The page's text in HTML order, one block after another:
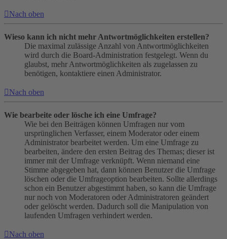
Nach oben
Wieso kann ich nicht mehr Antwortmöglichkeiten erstellen?
Die maximal zulässige Anzahl von Antwortmöglichkeiten
wird durch die Board-Administration festgelegt. Wenn du
glaubst, mehr Antwortmöglichkeiten als zugelassen zu
benötigen, kontaktiere einen Administrator.
Nach oben
Wie bearbeite oder lösche ich eine Umfrage?
Wie bei den Beiträgen können Umfragen nur vom
ursprünglichen Verfasser, einem Moderator oder einem
Administrator bearbeitet werden. Um eine Umfrage zu
bearbeiten, ändere den ersten Beitrag des Themas; dieser ist
immer mit der Umfrage verknüpft. Wenn niemand eine
Stimme abgegeben hat, dann können Benutzer die Umfrage
löschen oder die Umfrageoption bearbeiten. Sollte allerdings
schon ein Benutzer abgestimmt haben, so kann die Umfrage
nur noch von Moderatoren oder Administratoren geändert
oder gelöscht werden. Dadurch soll die Manipulation von
laufenden Umfragen verhindert werden.
Nach oben